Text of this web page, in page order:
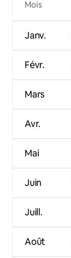
Mois
Janv.
Févr.
Mars
Avr.
Mai
Juin
Juill.
Août